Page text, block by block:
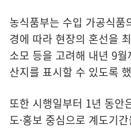
농식품부는 수입 가공식
경에 따라 현장의 혼선을
소모 등을 고려해 내년 9
산지를 표시할 수 있도록
또한 시행일부터 1년 동안
도·홍보 중심으로 계도기